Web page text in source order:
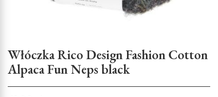
Włóczka Rico Design Fashion Cotton
Alpaca Fun Neps black